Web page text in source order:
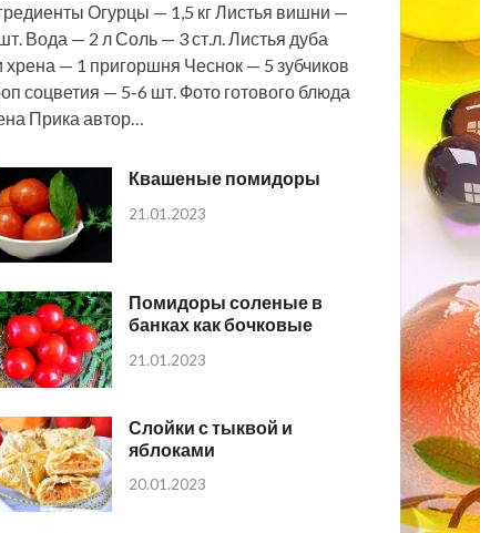
Огурцы — 1,5 кг Листья вишни —
Вода — 2 л Соль — 3 ст.л. Листья дуба
хрена — 1 пригоршня Чеснок — 5 зубчиков
соцветия — 5-6 шт. Фото готового блюда
Прика автор…
Квашеные помидоры
21.01.2023
Помидоры соленые в
банках как бочковые
21.01.2023
Слойки с тыквой и
яблоками
20.01.2023